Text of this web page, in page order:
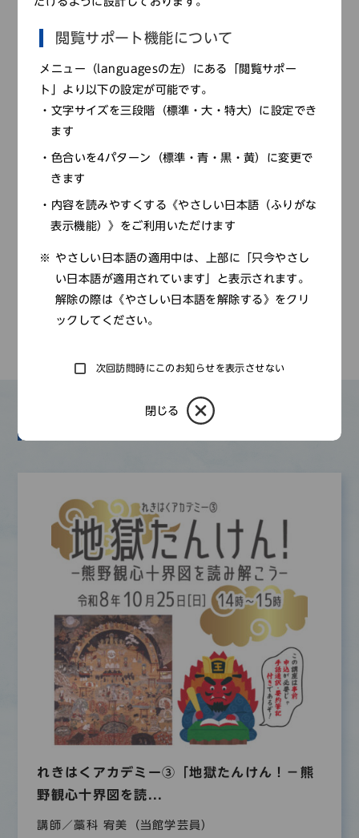
申し込みはこちら
【往復はがき】
往復はがき（
お１人につき１枚 ）に次の①～⑥を記載し、
申込期間中に「〒670－0012 姫路市本町６８番地 兵
①講座名 ②住所 ③氏名（ふりがな） ④年齢 ⑤電話
番号 ⑥友の会会員の方は会員番号
兵庫県内各地の歴史と文化について、当館学芸員が
蓄積した調査研究成果をもとにお話しします。
その他のもよおし
れきはくアカデミー③「地獄たんけん！－熊
野観心十界図を読...
講師／藁科 宥美（当館学芸員）
閲覧サポート機能について
メニュー（languagesの左）にある「閲覧サポー
ト」より以下の設定が可能です。
文字サイズを三段階（標準・大・特大）に設定でき
ます
色合いを4パターン（標準・青・黒・黄）に変更で
きます
内容を読みやすくする《やさしい日本語（ふりがな
表示機能）》をご利用いただけます
やさしい日本語の適用中は、上部に「只今やさし
い日本語が適用されています」と表示されます。
解除の際は《やさしい日本語を解除する》をクリ
ックしてください。
次回訪問時にこのお知らせを表示させない
閉じる